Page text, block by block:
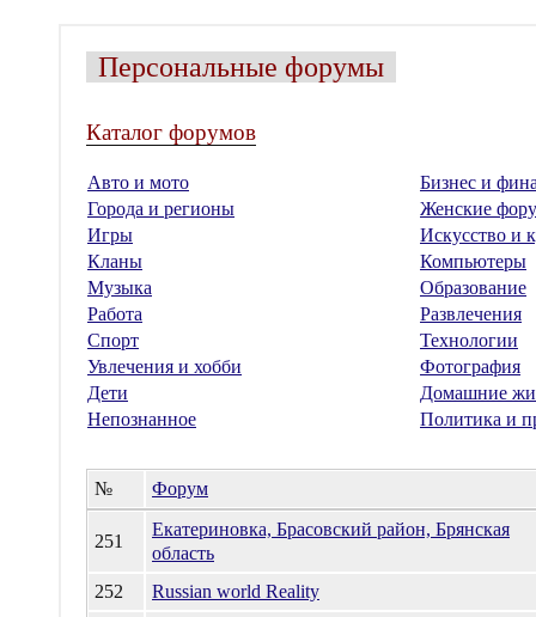
Персональные форумы
Каталог форумов
Авто и мото
Бизнес и
Города и регионы
Женские
Игры
Искусство и
Кланы
Компьютеры
Музыка
Образование
Работа
Развлечения
Спорт
Технологии
Увлечения и хобби
Фотография
Дети
Домашние
Непознанное
Политика и
№ Форум
251
Екатериновка, Брасовский район, Брянская
область
252
Russian world Reality